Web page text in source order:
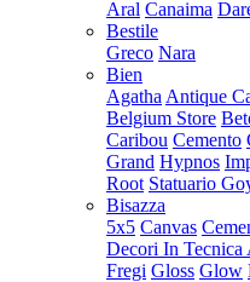
Aral Canaima
Bestile
Greco Nara
Bien
Agatha Antique
Belgium Store
Caribou Cemento
Grand Hypnos
Root Statuario
Bisazza
5x5 Canvas
Decori In Tecnica
Fregi Gloss Glow